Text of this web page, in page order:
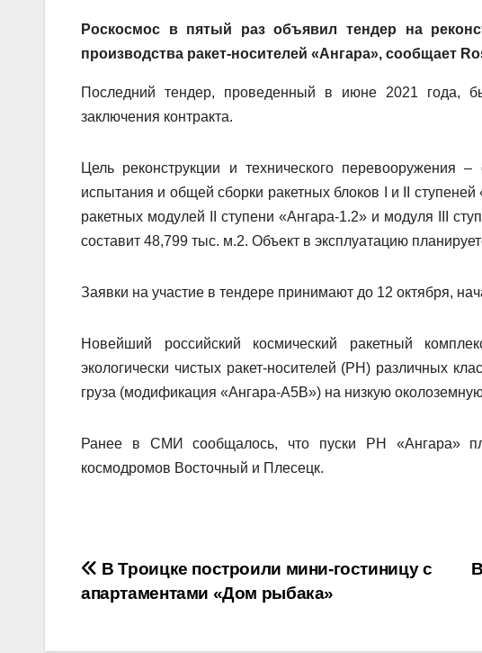
Роскосмос в пятый раз объявил тендер на
производства ракет-носителей «Ангара», сообщает
Последний тендер, проведенный в июне 2021 года,
заключения контракта.
Цель реконструкции и технического перевооружения –
испытания и общей сборки ракетных блоков I и II
ракетных модулей II ступени «Ангара-1.2» и модуля III
составит 48,799 тыс. м.2. Объект в эксплуатацию
Заявки на участие в тендере принимают до 12 октября,
Новейший российский космический ракетный
экологически чистых ракет-носителей (РН) различных
груза (модификация «Ангара-А5В») на низкую
Ранее в СМИ сообщалось, что пуски РН «Ангара»
космодромов Восточный и Плесецк.
Навигация
по
В Троицке построили мини-гостиницу с
апартаментами «Дом рыбака»